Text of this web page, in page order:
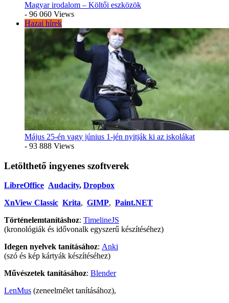
Magyar irodalom – Költői eszközök
- 96 060 Views
Hazai hírek
Május 25-én vagy június 1-jén nyitják ki az iskolákat
- 93 888 Views
Letölthető ingyenes szoftverek
LibreOffice Audacity, Dropbox
XnView Classic Krita, GIMP, Paint.NET
Történelemtanításhoz: TimelineJS
(kronológiák és idővonalk egyszerű készítéséhez)
Idegen nyelvek tanításához: Anki
(szó és kép kártyák készítéséhez)
Művészetek tanításához: Blender
LenMus (zeneelmélet tanításához),